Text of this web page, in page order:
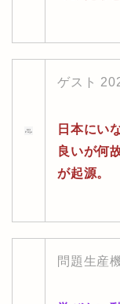
ゲスト
日本にい
良いが何
が起源。
問題生産